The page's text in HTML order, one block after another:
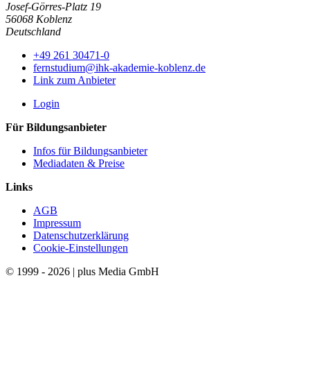
Josef-Görres-Platz 19
56068 Koblenz
Deutschland
+49 261 30471-0
fernstudium@ihk-akademie-koblenz.de
Link zum Anbieter
Login
Für Bildungsanbieter
Infos für Bildungsanbieter
Mediadaten & Preise
Links
AGB
Impressum
Datenschutzerklärung
Cookie-Einstellungen
© 1999 - 2026 | plus Media GmbH